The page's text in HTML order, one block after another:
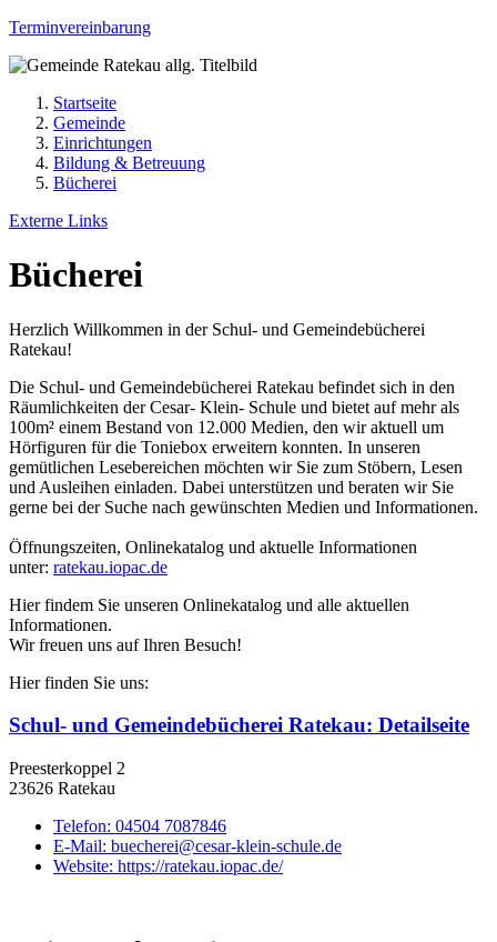
Terminvereinbarung
Startseite
Gemeinde
Einrichtungen
Bildung & Betreuung
Bücherei
Externe Links
Bücherei
Herzlich Willkommen in der Schul- und Gemeindebücherei
Ratekau!
Die Schul- und Gemeindebücherei Ratekau befindet sich in den
Räumlichkeiten der Cesar- Klein- Schule und bietet auf mehr als
100m² einem Bestand von 12.000 Medien, den wir aktuell um
Hörfiguren für die Toniebox erweitern konnten. In unseren
gemütlichen Lesebereichen möchten wir Sie zum Stöbern, Lesen
und Ausleihen einladen. Dabei unterstützen und beraten wir Sie
gerne bei der Suche nach gewünschten Medien und Informationen.
Öffnungszeiten, Onlinekatalog und aktuelle Informationen
unter: ratekau.iopac.de
Hier findem Sie unseren Onlinekatalog und alle aktuellen
Informationen.
Wir freuen uns auf Ihren Besuch!
Hier finden Sie uns:
Schul- und Gemeindebücherei Ratekau: Detailseite
Preesterkoppel 2
23626 Ratekau
Telefon: 04504 7087846
E-Mail: buecherei@cesar-klein-schule.de
Website: https://ratekau.iopac.de/